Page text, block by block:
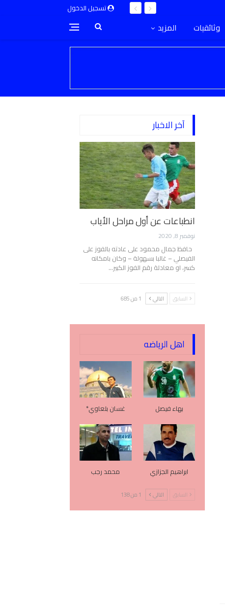
تسجيل الدخول
وثائقيات المزيد
آخر الاخبار
انطباعات عن أول مراحل الأياب
نوفمبر 8, 2020
حافظ جمال محمود على عادته بالفوز على
الفيصلي – غالبا بسهولة – وكان بامكانه
كسر، او معادلة رقم الفوز الكبير…
السابق التالي 1 من 685
اهل الرياضه
بهاء فيصل غسان بلعاوي*
ابراهيم الجزازي محمد رجب
السابق التالي 1 من 138